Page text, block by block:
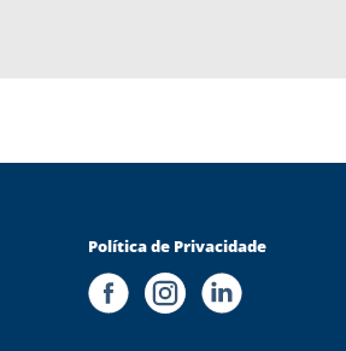
Política de Privacidade